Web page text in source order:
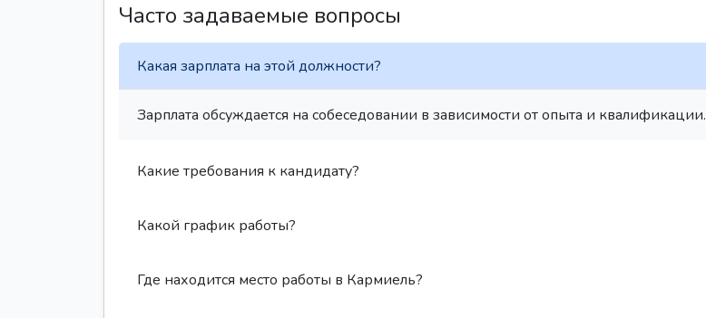
Часто задаваемые вопросы
Какая зарплата на этой должности?
Зарплата обсуждается на собеседовании в зависимости от опыта и квалификации.
Какие требования к кандидату?
Какой график работы?
Где находится место работы в Кармиель?